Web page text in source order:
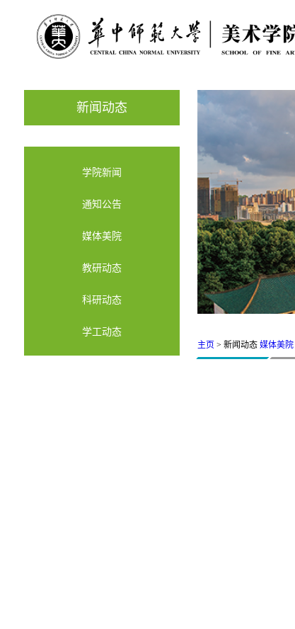
新闻动态
学院新闻
通知公告
媒体美院
教研动态
科研动态
学工动态
主页 > 新闻动态 媒体美院